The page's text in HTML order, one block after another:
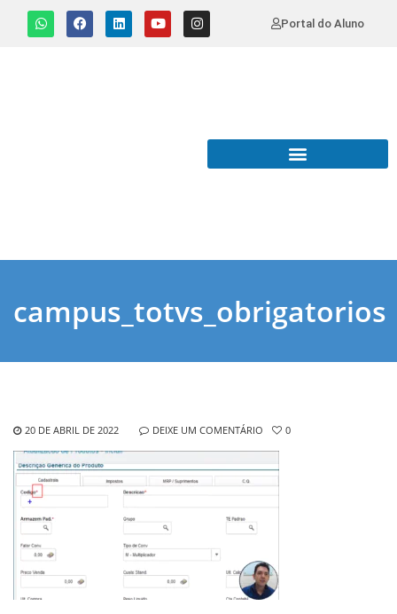
Portal do Aluno
campus_totvs_obrigatorios
20 DE ABRIL DE 2022 DEIXE UM COMENTÁRIO 0